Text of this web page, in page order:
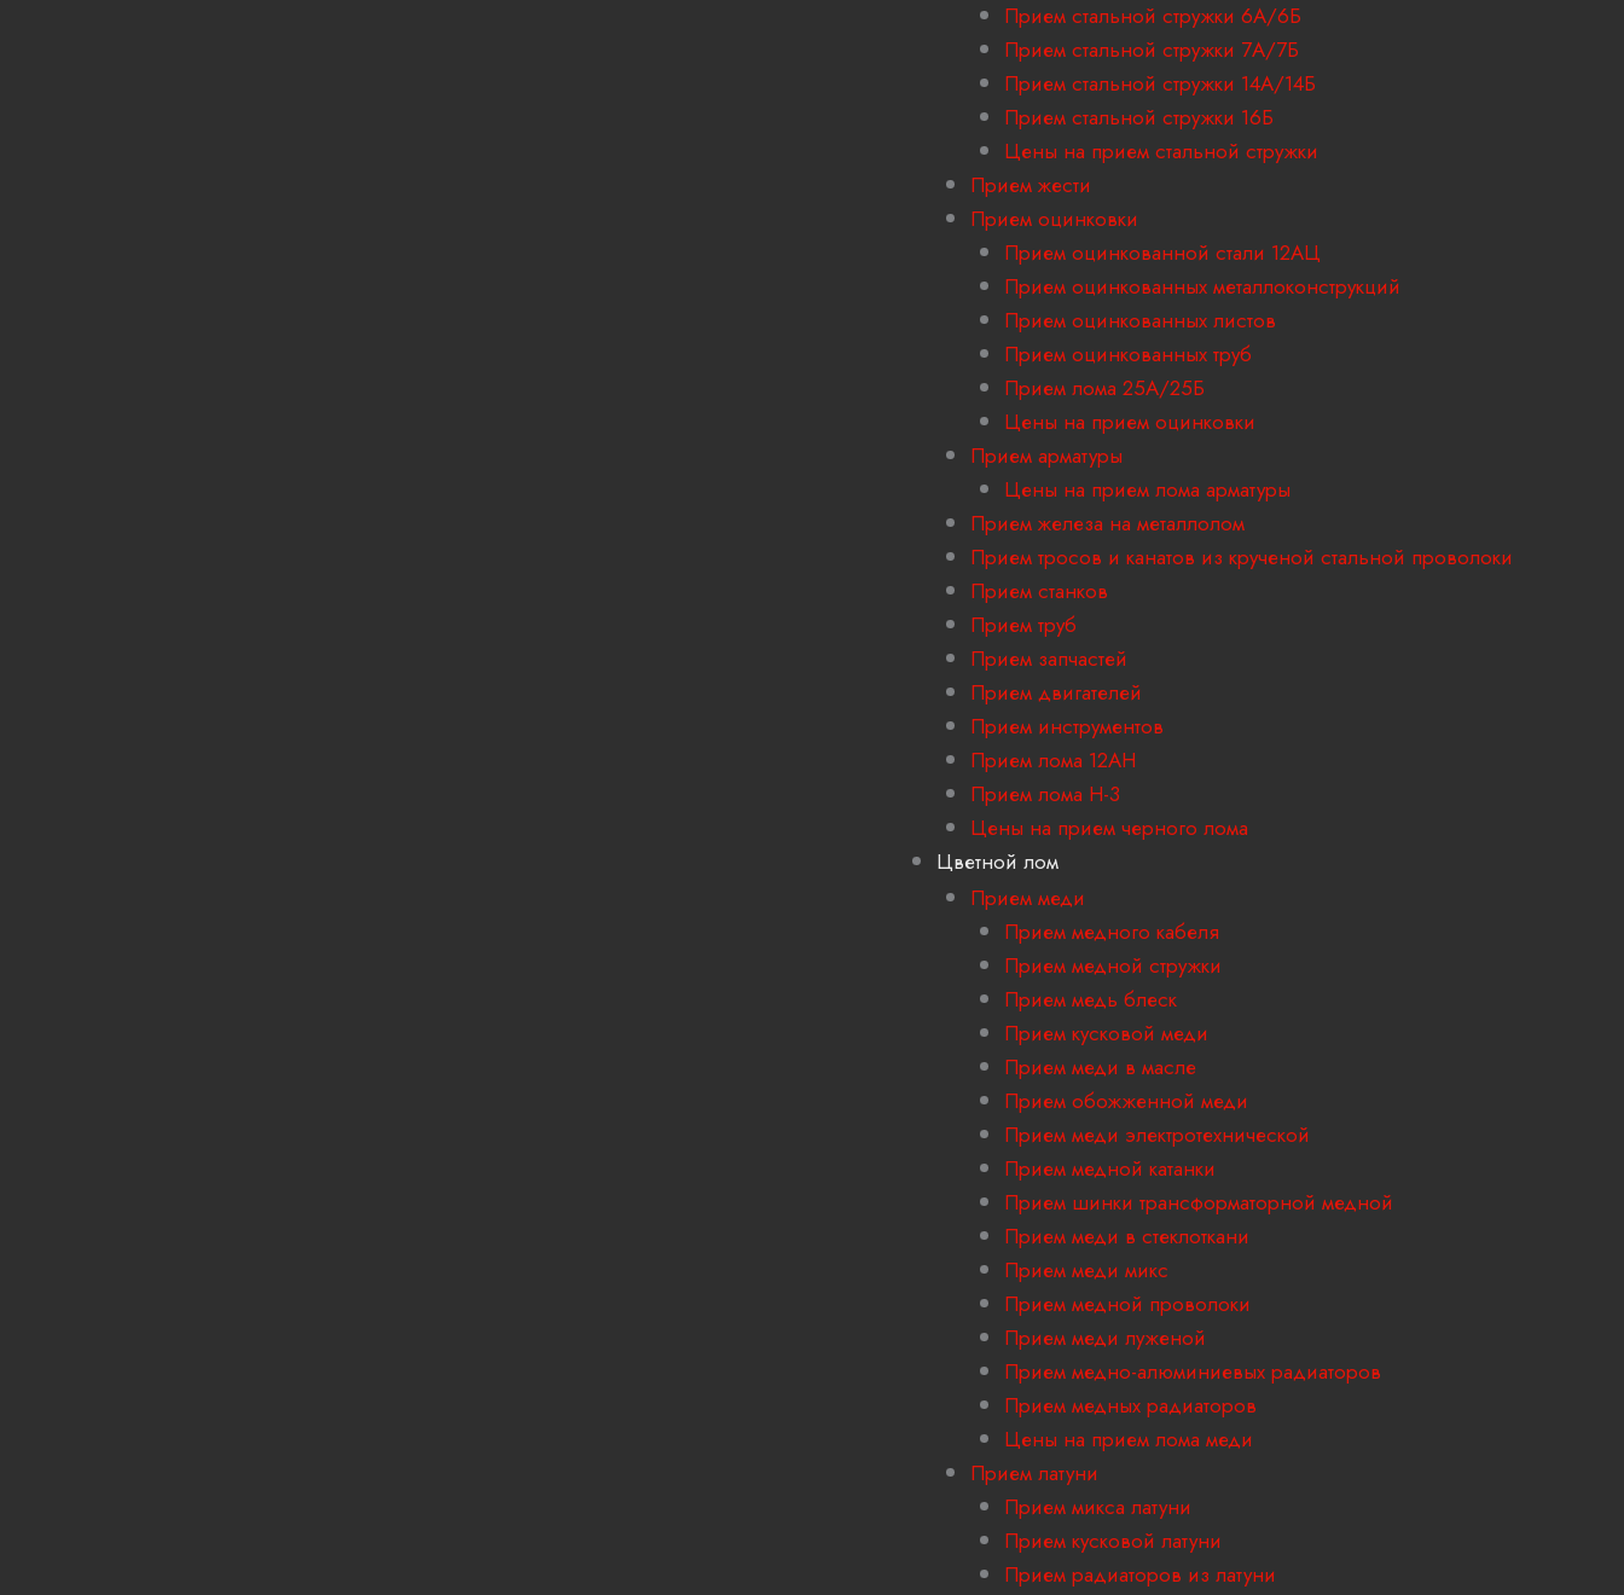
Прием стальной стружки 6А/6Б
Прием стальной стружки 7А/7Б
Прием стальной стружки 14А/14Б
Прием стальной стружки 16Б
Цены на прием стальной стружки
Прием жести
Прием оцинковки
Прием оцинкованной стали 12АЦ
Прием оцинкованных металлоконструкций
Прием оцинкованных листов
Прием оцинкованных труб
Прием лома 25А/25Б
Цены на прием оцинковки
Прием арматуры
Цены на прием лома арматуры
Прием железа на металлолом
Прием тросов и канатов из крученой стальной проволоки
Прием станков
Прием труб
Прием запчастей
Прием двигателей
Прием инструментов
Прием лома 12АН
Прием лома H-3
Цены на прием черного лома
Цветной лом
Прием меди
Прием медного кабеля
Прием медной стружки
Прием медь блеск
Прием кусковой меди
Прием меди в масле
Прием обожженной меди
Прием меди электротехнической
Прием медной катанки
Прием шинки трансформаторной медной
Прием меди в стеклоткани
Прием меди микс
Прием медной проволоки
Прием меди луженой
Прием медно-алюминиевых радиаторов
Прием медных радиаторов
Цены на прием лома меди
Прием латуни
Прием микса латуни
Прием кусковой латуни
Прием радиаторов из латуни